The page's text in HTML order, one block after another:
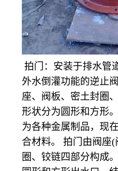
拍门：安装于排水管
外水倒灌功能的逆止
座、阀板、密土封圈
形状分为圆形和方形
为各种金属制品，现
合材料。 拍门由阀座
圈、铰链四部分构成